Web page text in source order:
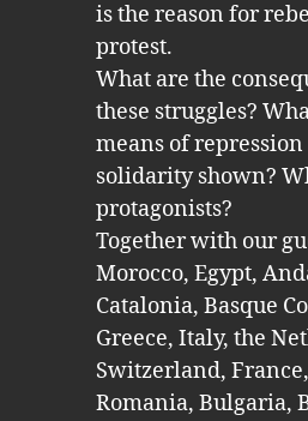
is the reason for
protest.
What are the
these struggles?
means of
solidarity shown?
protagonists?
Together with our
Morocco, Egypt,
Catalonia, Basque
Greece, Italy, the
Switzerland,
Romania, Bulgaria,